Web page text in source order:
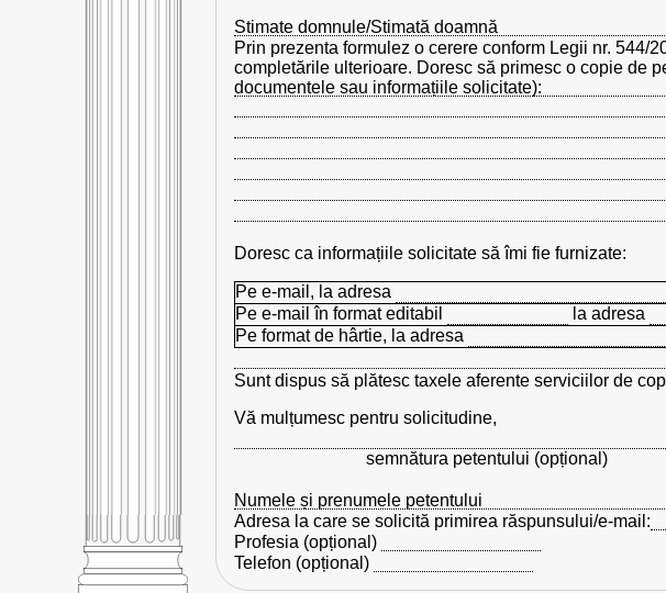
Stimate domnule/Stimată doamnă
Prin prezenta formulez o cerere conform Legii nr.
completările ulterioare. Doresc să primesc o copie de
documentele sau informațiile solicitate):
Doresc ca informațiile solicitate să îmi fie furnizate:
Pe e-mail, la adresa
Pe e-mail în format editabil
la adresa
Pe format de hârtie, la adresa
Sunt dispus să plătesc taxele aferente serviciilor de
Vă mulțumesc pentru solicitudine,
semnătura petentului (opțional)
Numele și prenumele petentului
Adresa la care se solicită primirea răspunsului/e-mail:
Profesia (opțional)
Telefon (opțional)